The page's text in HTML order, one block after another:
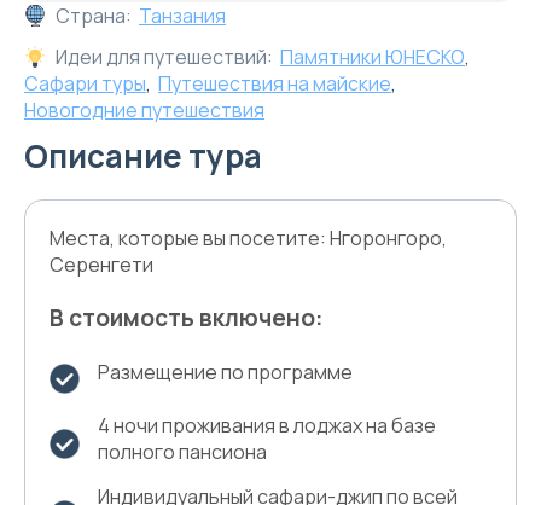
Страна: Танзания
Идеи для путешествий: Памятники ЮНЕСКО,
Сафари туры, Путешествия на майские,
Новогодние путешествия
Описание тура
Места, которые вы посетите: Нгоронгоро,
Серенгети
В стоимость включено:
Размещение по программе
4 ночи проживания в лоджах на базе
полного пансиона
Индивидуальный сафари-джип по всей